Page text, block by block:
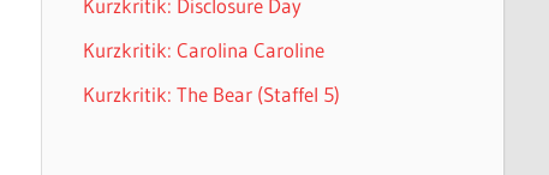
Kurzkritik: Disclosure Day
Kurzkritik: Carolina Caroline
Kurzkritik: The Bear (Staffel 5)